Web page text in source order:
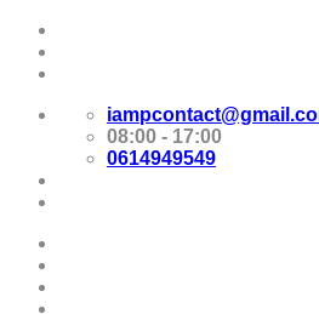
Skip
content
08:00 - 17:00
0614949549